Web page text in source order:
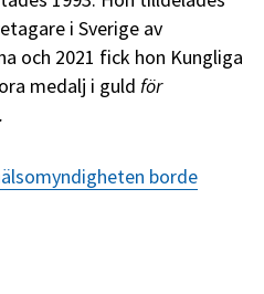
i Sverige av
och 2021 fick hon Kungliga
medalj i guld för
borde